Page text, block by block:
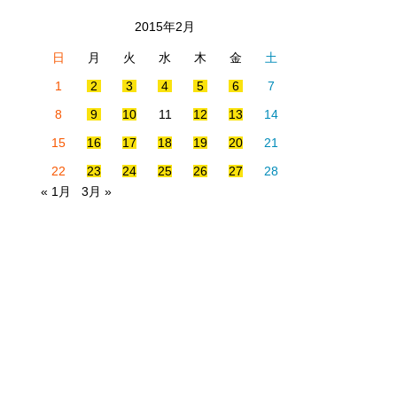
2015年2月
日 月 火 水 木 金
土
1
2 3 4 5 6
7
8
9 10 11 12 13
14
15
16 17 18 19 20
21
22
23 24 25 26 27
28
« 1月
3月 »